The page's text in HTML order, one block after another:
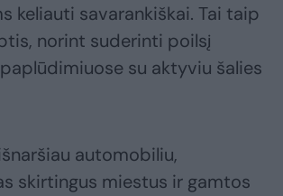
keliauti savarankiškai. Tai taip
norint suderinti poilsį
su aktyviu šalies
automobiliu,
skirtingus miestus ir gamtos